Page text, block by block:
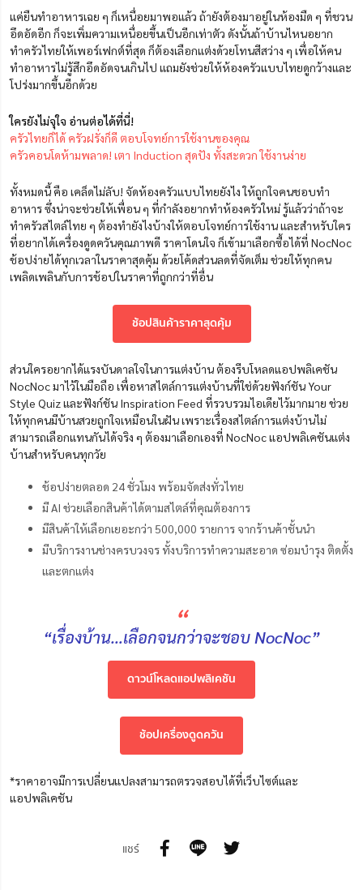
แค่ยืนทำอาหารเฉย ๆ ก็เหนื่อยมาพอแล้ว ถ้ายังต้องมาอยู่ในห้องมืด ๆ ที่ชวน
อึดอัดอีก ก็จะเพิ่มความเหนื่อยขึ้นเป็นอีกเท่าตัว ดังนั้นถ้าบ้านไหนอยาก
ทำครัวไทยให้เพอร์เฟกต์ที่สุด ก็ต้องเลือกแต่งด้วยโทนสีสว่าง ๆ เพื่อให้คน
ทำอาหารไม่รู้สึกอึดอัดจนเกินไป แถมยังช่วยให้ห้องครัวแบบไทยดูกว้างและ
โปร่งมากขึ้นอีกด้วย
ใครยังไม่จุใจ อ่านต่อได้ที่นี่!
ครัวไทยก็ได้ ครัวฝรั่งก็ดี ตอบโจทย์การใช้งานของคุณ
ครัวคอนโดห้ามพลาด! เตา Induction สุดปัง ทั้งสะดวก ใช้งานง่าย
ทั้งหมดนี้ คือ เคล็ดไม่ลับ! จัดห้องครัวแบบไทยยังไง ให้ถูกใจคนชอบทำ
อาหาร ซึ่งน่าจะช่วยให้เพื่อน ๆ ที่กำลังอยากทำห้องครัวใหม่ รู้แล้วว่าถ้าจะ
ทำครัวสไตล์ไทย ๆ ต้องทำยังไงบ้างให้ตอบโจทย์การใช้งาน และสำหรับใคร
ที่อยากได้เครื่องดูดควันคุณภาพดี ราคาโดนใจ ก็เข้ามาเลือกซื้อได้ที่ NocNoc
ช้อปง่ายได้ทุกเวลาในราคาสุดคุ้ม ด้วยโค้ดส่วนลดที่จัดเต็ม ช่วยให้ทุกคน
เพลิดเพลินกับการช้อปในราคาที่ถูกกว่าที่อื่น
ช้อปสินค้าราคาสุดคุ้ม
ส่วนใครอยากได้แรงบันดาลใจในการแต่งบ้าน ต้องรีบโหลดแอปพลิเคชัน
NocNoc มาไว้ในมือถือ เพื่อหาสไตล์การแต่งบ้านที่ใช่ด้วยฟังก์ชัน Your
Style Quiz และฟังก์ชัน Inspiration Feed ที่รวบรวมไอเดียไว้มากมาย ช่วย
ให้ทุกคนมีบ้านสวยถูกใจเหมือนในฝัน เพราะเรื่องสไตล์การแต่งบ้านไม่
สามารถเลือกแทนกันได้จริง ๆ ต้องมาเลือกเองที่ NocNoc แอปพลิเคชันแต่ง
บ้านสำหรับคนทุกวัย
ช้อปง่ายตลอด 24 ชั่วโมง พร้อมจัดส่งทั่วไทย
มี AI ช่วยเลือกสินค้าได้ตามสไตล์ที่คุณต้องการ
มีสินค้าให้เลือกเยอะกว่า 500,000 รายการ จากร้านค้าชั้นนํา
มีบริการงานช่างครบวงจร ทั้งบริการทำความสะอาด ซ่อมบำรุง ติดตั้ง
และตกแต่ง
“
“เรื่องบ้าน…เลือกจนกว่าจะชอบ NocNoc”
ดาวน์โหลดแอปพลิเคชัน
ช้อปเครื่องดูดควัน
*ราคาอาจมีการเปลี่ยนแปลงสามารถตรวจสอบได้ที่เว็บไซต์และ
แอปพลิเคชัน
แชร์